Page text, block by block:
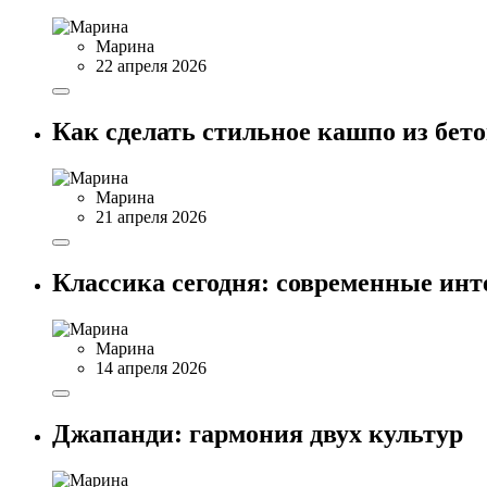
Марина
22 апреля 2026
Как сделать стильное кашпо из
Марина
21 апреля 2026
Классика сегодня: современные
Марина
14 апреля 2026
Джапанди: гармония двух культур